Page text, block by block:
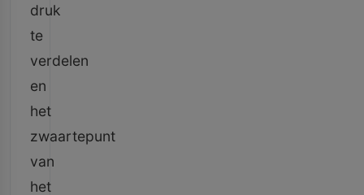
druk
te
verdelen
en
het
zwaartepunt
van
het